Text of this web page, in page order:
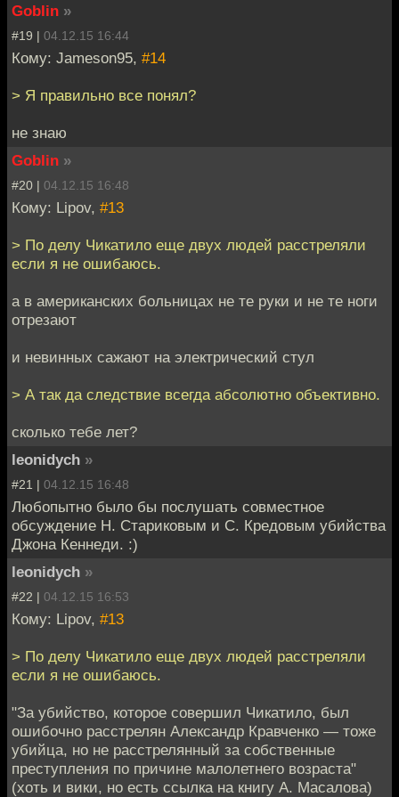
Goblin »
#19 | 04.12.15 16:44
Кому: Jameson95, #14
> Я правильно все понял?
не знаю
Goblin »
#20 | 04.12.15 16:48
Кому: Lipov, #13
> По делу Чикатило еще двух людей расстреляли
если я не ошибаюсь.
а в американских больницах не те руки и не те ноги
отрезают
и невинных сажают на электрический стул
> А так да следствие всегда абсолютно объективно.
сколько тебе лет?
leonidych »
#21 | 04.12.15 16:48
Любопытно было бы послушать совместное
обсуждение Н. Стариковым и С. Кредовым убийства
Джона Кеннеди. :)
leonidych »
#22 | 04.12.15 16:53
Кому: Lipov, #13
> По делу Чикатило еще двух людей расстреляли
если я не ошибаюсь.
"За убийство, которое совершил Чикатило, был
ошибочно расстрелян Александр Кравченко — тоже
убийца, но не расстрелянный за собственные
преступления по причине малолетнего возраста"
(хоть и вики, но есть ссылка на книгу А. Масалова)